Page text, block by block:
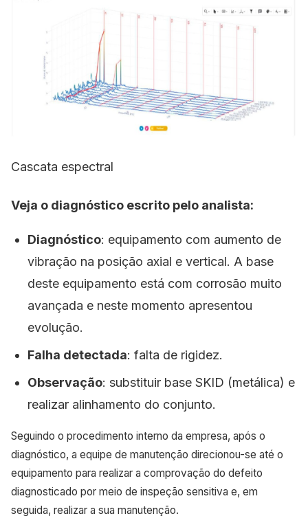
Cascata espectral
Veja o diagnóstico escrito pelo analista:
Diagnóstico: equipamento com aumento de
vibração na posição axial e vertical. A base
deste equipamento está com corrosão muito
avançada e neste momento apresentou
evolução.
Falha detectada: falta de rigidez.
Observação: substituir base SKID (metálica) e
realizar alinhamento do conjunto.
Seguindo o procedimento interno da empresa, após o
diagnóstico, a equipe de manutenção direcionou-se até o
equipamento para realizar a comprovação do defeito
diagnosticado por meio de inspeção sensitiva e, em
seguida, realizar a sua manutenção.